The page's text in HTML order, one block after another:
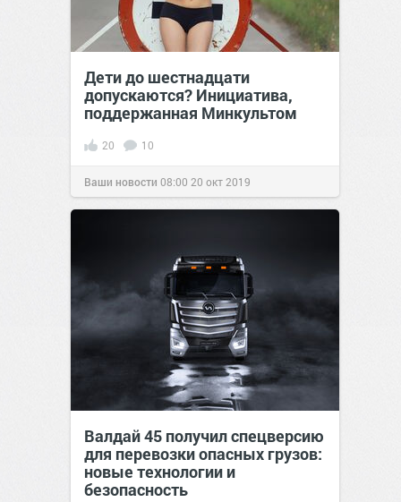
Дети до шестнадцати
допускаются? Инициатива,
поддержанная Минкультом
20 10
Ваши новости 08:00 20 окт 2019
Валдай 45 получил спецверсию
для перевозки опасных грузов:
новые технологии и
безопасность